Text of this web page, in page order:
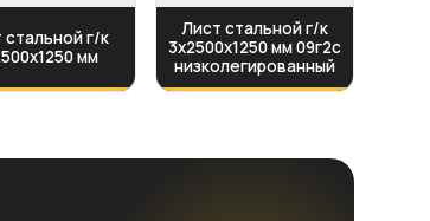
стальной г/к
мм
Лист стальной г/к
3х2500х1250 мм 09г2с
низколегированный